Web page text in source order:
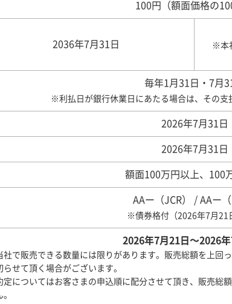
100円（額面価格の
2036年7月31日
本
毎年1月31日・7月
※利払日が銀行休業日にあたる場合は、その支
2026年7月31日
2026年7月31日
額面100万円以上、100
AAー（JCR） / AAー（
※債券格付（2026年7月21
2026年7月21日～2026年
社で販売できる数量には限りがあります。販売総額を上回
らせて頂く場合がございます。
定についてはお客さまの申込順に配分させて頂き、販売総
。